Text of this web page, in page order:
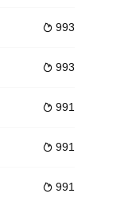
 993
 993
 991
 991
 991